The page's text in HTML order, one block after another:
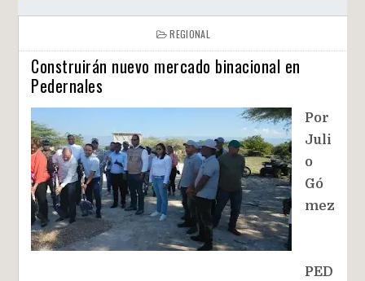
REGIONAL
Construirán nuevo mercado binacional en
Pedernales
Por
Juli
o
Gó
mez
PED